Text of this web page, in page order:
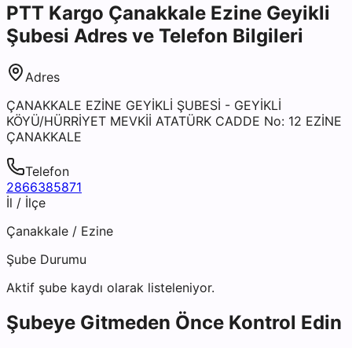
PTT Kargo Çanakkale Ezine Geyikli
Şubesi Adres ve Telefon Bilgileri
Adres
ÇANAKKALE EZİNE GEYİKLİ ŞUBESİ - GEYİKLİ
KÖYÜ/HÜRRİYET MEVKİİ ATATÜRK CADDE No: 12 EZİNE
ÇANAKKALE
Telefon
2866385871
İl / İlçe
Çanakkale / Ezine
Şube Durumu
Aktif şube kaydı olarak listeleniyor.
Şubeye Gitmeden Önce Kontrol Edin